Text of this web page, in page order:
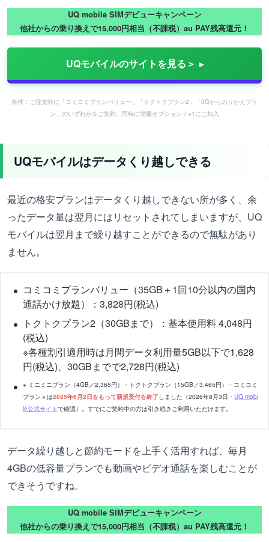
UQ mobile SIMデビューキャンペーン
他社からの乗り換えで15,000円相当（不課税）au PAY残高還元！
UQモバイルのサイトを見る＞
条件：ご注文時に「コミコミプランバリュー」「トクトクプラン2」「3Gからのりかえプラ
ン」のいずれかをご契約、同時に増量オプションⅡ※1にご加入
UQモバイルはデータくり越しできる
最近の格安プランはデータくり越しできない所が多く、余
ったデータ量は翌月にはリセットされてしまいますが、UQ
モバイルは翌月まで繰り越すことができるので無駄があり
ません。
コミコミプランバリュー（35GB＋1回10分以内の国内
通話かけ放題）：3,828円(税込)
トクトクプラン2（30GBまで）：基本使用料 4,048円
(税込)
※各種割引適用時は月間データ利用量5GB以下で1,628
円(税込)、30GBまでで2,728円(税込)
※ ミニミニプラン（4GB／2,365円）・トクトクプラン（15GB／3,465円）・コミコミ
プラン＋は2025年6月2日をもって新規受付を終了 しました（2026年8月3日・ UQ mobi
le公式サイトで確認）。すでにご契約中の方は引き続きご利用いただけます。
データ繰り越しと節約モードを上手く活用すれば、毎月
4GBの低容量プランでも動画やビデオ通話を楽しむことが
できそうですね。
UQ mobile SIMデビューキャンペーン
他社からの乗り換えで15,000円相当（不課税）au PAY残高還元！